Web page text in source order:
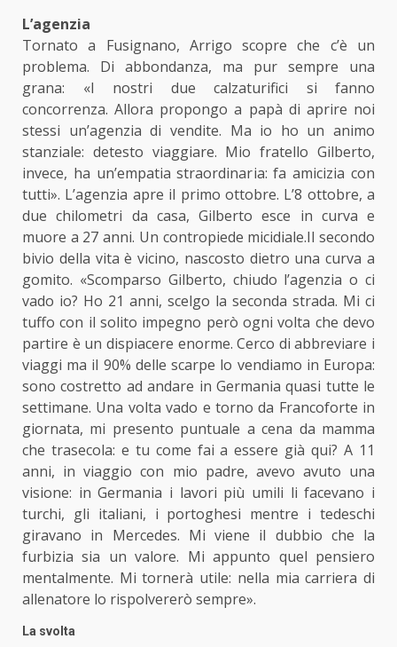
L’agenzia
Tornato a Fusignano, Arrigo scopre che c’è un
problema. Di abbondanza, ma pur sempre una
grana: «I nostri due calzaturifici si fanno
concorrenza. Allora propongo a papà di aprire noi
stessi un’agenzia di vendite. Ma io ho un animo
stanziale: detesto viaggiare. Mio fratello Gilberto,
invece, ha un’empatia straordinaria: fa amicizia con
tutti». L’agenzia apre il primo ottobre. L’8 ottobre, a
due chilometri da casa, Gilberto esce in curva e
muore a 27 anni. Un contropiede micidiale.Il secondo
bivio della vita è vicino, nascosto dietro una curva a
gomito. «Scomparso Gilberto, chiudo l’agenzia o ci
vado io? Ho 21 anni, scelgo la seconda strada. Mi ci
tuffo con il solito impegno però ogni volta che devo
partire è un dispiacere enorme. Cerco di abbreviare i
viaggi ma il 90% delle scarpe lo vendiamo in Europa:
sono costretto ad andare in Germania quasi tutte le
settimane. Una volta vado e torno da Francoforte in
giornata, mi presento puntuale a cena da mamma
che trasecola: e tu come fai a essere già qui? A 11
anni, in viaggio con mio padre, avevo avuto una
visione: in Germania i lavori più umili li facevano i
turchi, gli italiani, i portoghesi mentre i tedeschi
giravano in Mercedes. Mi viene il dubbio che la
furbizia sia un valore. Mi appunto quel pensiero
mentalmente. Mi tornerà utile: nella mia carriera di
allenatore lo rispolvererò sempre».
La svolta